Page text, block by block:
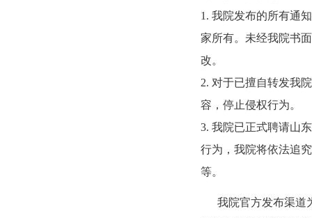
1. 我院发布的所有通
家所有。未经我院书
改。
2. 对于已擅自转发我
容，停止侵权行为。
3. 我院已正式聘请山
行为，我院将依法追
等。
我院官方发布渠道